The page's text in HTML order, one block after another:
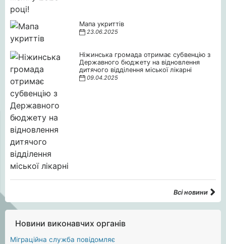
Мапа укриттів
23.06.2025
Ніжинська громада отримає субвенцію з
Державного бюджету на відновлення
дитячого відділення міської лікарні
09.04.2025
Всі новини
Новини виконавчих органів
Міграційна служба повідомляє